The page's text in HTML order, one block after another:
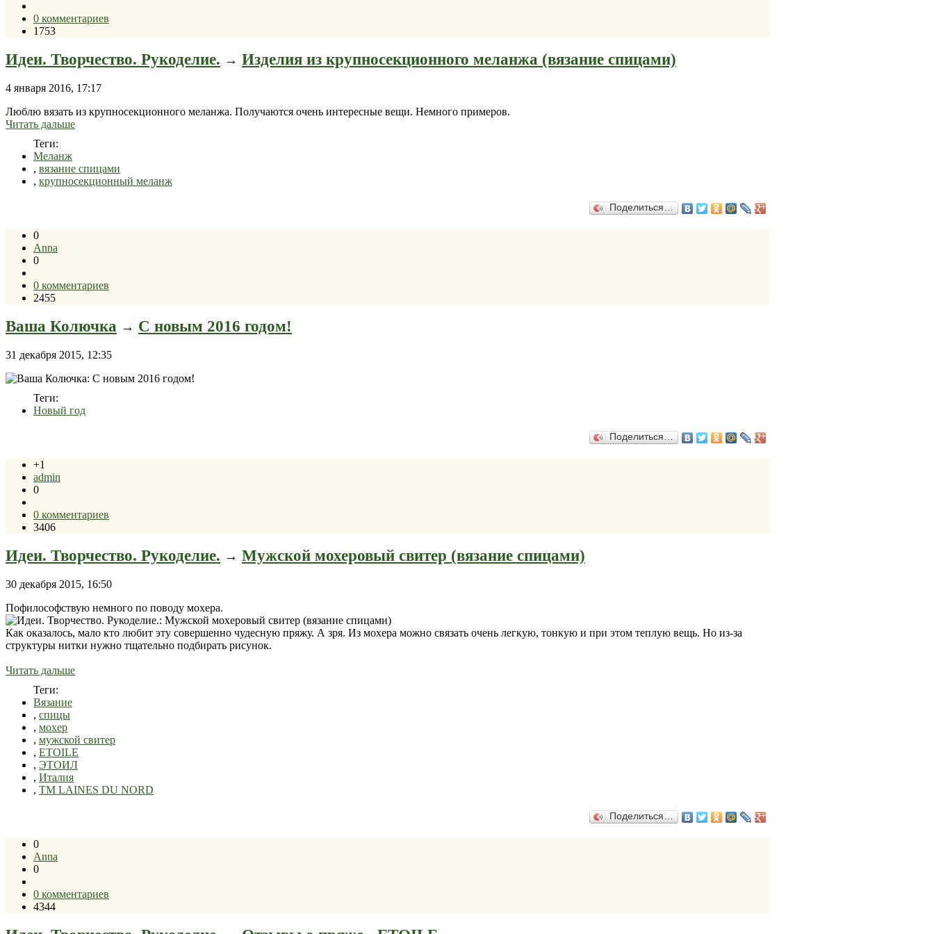
0 комментариев
1753
Идеи. Творчество. Рукоделие. → Изделия из крупносекционного меланжа (вязание спицами)
4 января 2016, 17:17
Люблю вязать из крупносекционного меланжа. Получаются очень интересные вещи. Немного примеров.
Читать дальше
Теги:
Меланж
, вязание спицами
, крупносекционный меланж
Поделиться…
0
Anna
0
0 комментариев
2455
Ваша Колючка → С новым 2016 годом!
31 декабря 2015, 12:35
Теги:
Новый год
Поделиться…
+1
admin
0
0 комментариев
3406
Идеи. Творчество. Рукоделие. → Мужской мохеровый свитер (вязание спицами)
30 декабря 2015, 16:50
Пофилософствую немного по поводу мохера.
Как оказалось, мало кто любит эту совершенно чудесную пряжу. А зря. Из мохера можно связать очень легкую, тонкую и при этом теплую вещь. Но из-за
структуры нитки нужно тщательно подбирать рисунок.
Читать дальше
Теги:
Вязание
, спицы
, мохер
, мужской свитер
, ETOILE
, ЭТОИЛ
, Италия
, ТМ LAINES DU NORD
Поделиться…
0
Anna
0
0 комментариев
4344